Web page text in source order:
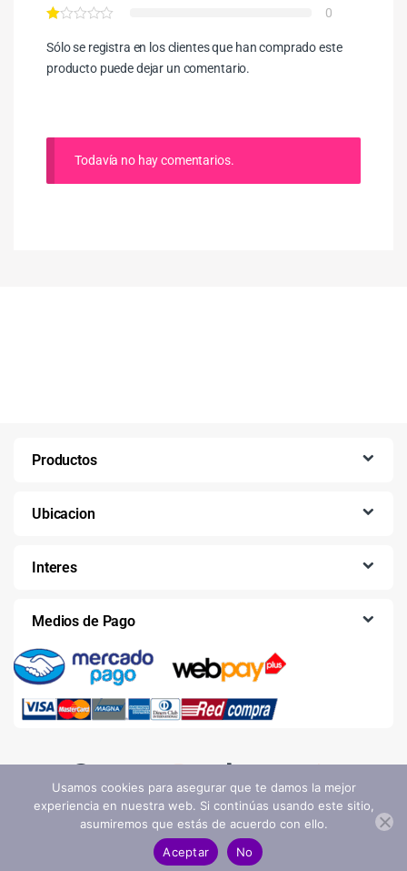
AGREGAR AL CARRITO
0
Sólo se registra en los clientes que han comprado este
producto puede dejar un comentario.
Todavía no hay comentarios.
Productos
Ubicacion
Interes
Medios de Pago
Usamos cookies para asegurar que te damos la mejor
experiencia en nuestra web. Si continúas usando este sitio,
asumiremos que estás de acuerdo con ello.
Aceptar
No